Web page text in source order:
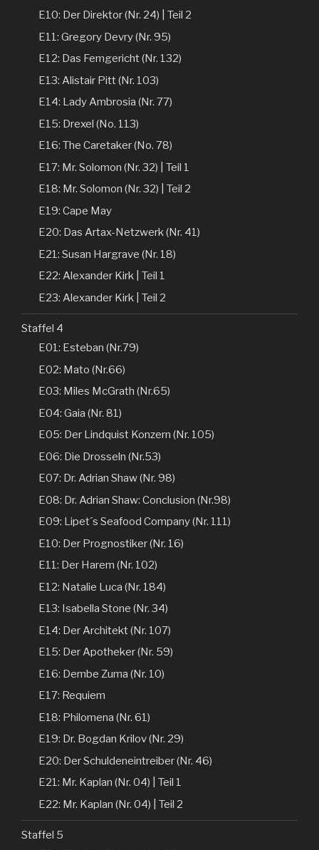
E10: Der Direktor (Nr. 24) | Teil 2
E11: Gregory Devry (Nr. 95)
E12: Das Femgericht (Nr. 132)
E13: Alistair Pitt (Nr. 103)
E14: Lady Ambrosia (Nr. 77)
E15: Drexel (No. 113)
E16: The Caretaker (No. 78)
E17: Mr. Solomon (Nr. 32) | Teil 1
E18: Mr. Solomon (Nr. 32) | Teil 2
E19: Cape May
E20: Das Artax-Netzwerk (Nr. 41)
E21: Susan Hargrave (Nr. 18)
E22: Alexander Kirk | Teil 1
E23: Alexander Kirk | Teil 2
Staffel 4
E01: Esteban (Nr.79)
E02: Mato (Nr.66)
E03: Miles McGrath (Nr.65)
E04: Gaia (Nr. 81)
E05: Der Lindquist Konzern (Nr. 105)
E06: Die Drosseln (Nr.53)
E07: Dr. Adrian Shaw (Nr. 98)
E08: Dr. Adrian Shaw: Conclusion (Nr.98)
E09: Lipet´s Seafood Company (Nr. 111)
E10: Der Prognostiker (Nr. 16)
E11: Der Harem (Nr. 102)
E12: Natalie Luca (Nr. 184)
E13: Isabella Stone (Nr. 34)
E14: Der Architekt (Nr. 107)
E15: Der Apotheker (Nr. 59)
E16: Dembe Zuma (Nr. 10)
E17: Requiem
E18: Philomena (Nr. 61)
E19: Dr. Bogdan Krilov (Nr. 29)
E20: Der Schuldeneintreiber (Nr. 46)
E21: Mr. Kaplan (Nr. 04) | Teil 1
E22: Mr. Kaplan (Nr. 04) | Teil 2
Staffel 5